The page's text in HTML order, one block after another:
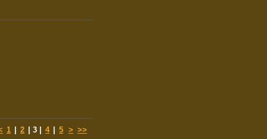
1 2 3 4 5 > >>